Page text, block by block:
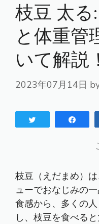
枝豆 太
と体重管
いて解説！
2023年07月14日
枝豆（えだまめ）
ューでおなじみの
食感から、多くの
し、枝豆を食べる